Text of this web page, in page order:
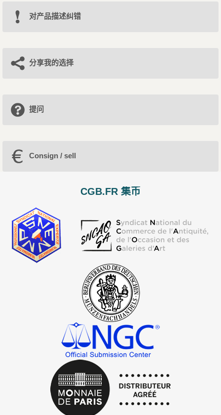
对产品描述纠错
分享我的选择
提问
Consign / sell
CGB.FR 集币